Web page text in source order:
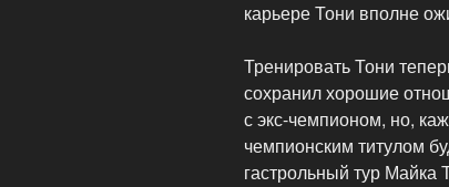
карьере Тони вполне
Тренировать Тони
сохранил хорошие
с экс-чемпионом, но,
чемпионским титулом
гастрольный тур Майка